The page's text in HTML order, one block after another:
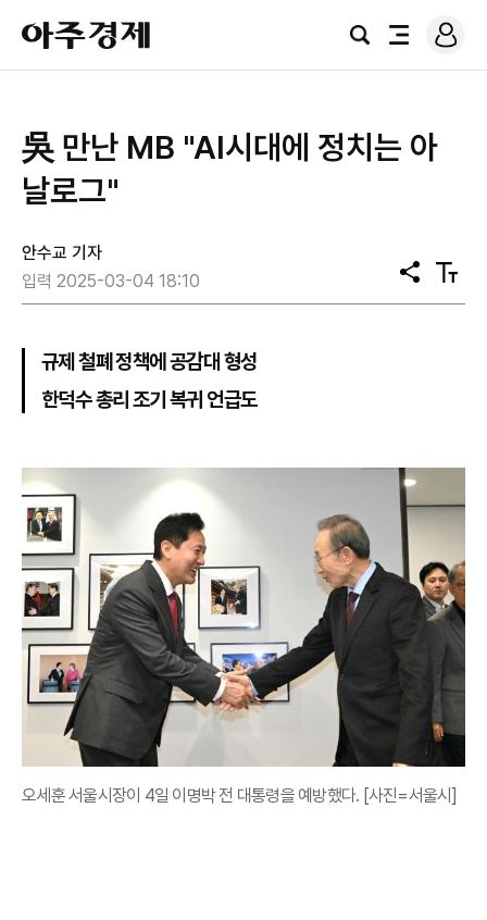
아
주
경
검
전
로
그
吳 만난 MB "AI시대에 정치는 아
날로그"
안수교 기자
입력 2025-03-04 18:10
공
유
텍
스
규제 철폐 정책에 공감대 형성
한덕수 총리 조기 복귀 언급도
오세훈 서울시장이 4일 이명박 전 대통령을 예방했다. [사진=서울시]